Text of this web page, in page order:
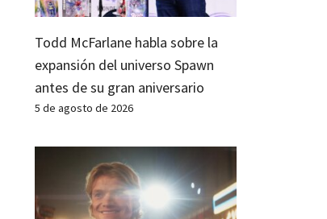
Todd McFarlane habla sobre la
expansión del universo Spawn
antes de su gran aniversario
5 de agosto de 2026